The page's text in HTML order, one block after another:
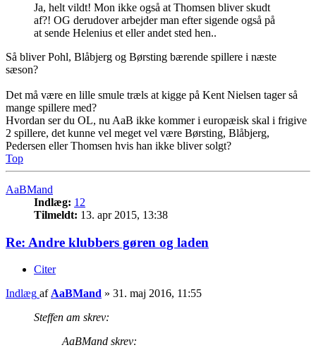
Ja, helt vildt! Mon ikke også at Thomsen bliver skudt
af?! OG derudover arbejder man efter sigende også på
at sende Helenius et eller andet sted hen..
Så bliver Pohl, Blåbjerg og Børsting bærende spillere i næste
sæson?
Det må være en lille smule træls at kigge på Kent Nielsen tager så
mange spillere med?
Hvordan ser du OL, nu AaB ikke kommer i europæisk skal i frigive
2 spillere, det kunne vel meget vel være Børsting, Blåbjerg,
Pedersen eller Thomsen hvis han ikke bliver solgt?
Top
AaBMand
Indlæg: 12
Tilmeldt: 13. apr 2015, 13:38
Re: Andre klubbers gøren og laden
Citer
Indlæg af AaBMand » 31. maj 2016, 11:55
Steffen am skrev:
AaBMand skrev: